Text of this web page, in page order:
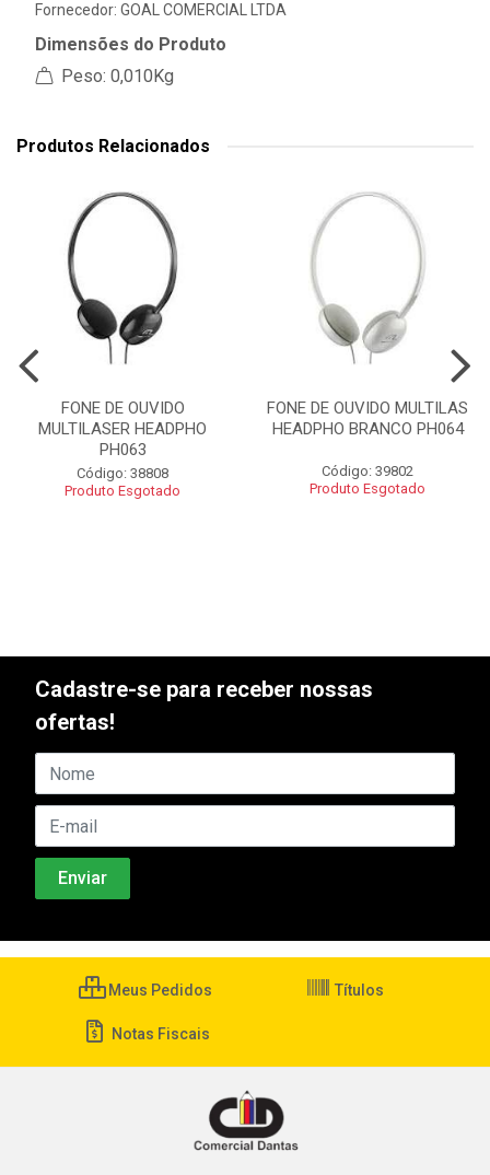
Fornecedor: GOAL COMERCIAL LTDA
Dimensões do Produto
Peso: 0,010Kg
Produtos Relacionados
FONE DE OUVIDO
MULTILASER HEADPHO
PH063
Código: 38808
Produto Esgotado
FONE DE OUVIDO MULTILAS
HEADPHO BRANCO PH064
Código: 39802
Produto Esgotado
Cadastre-se para receber nossas
ofertas!
Meus Pedidos Títulos
Notas Fiscais